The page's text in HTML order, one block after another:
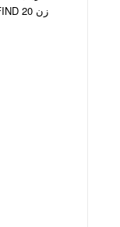
زن GO FIND 20 ؛ فلزیا…